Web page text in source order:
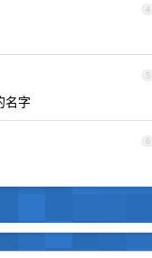
4
5
名字
6